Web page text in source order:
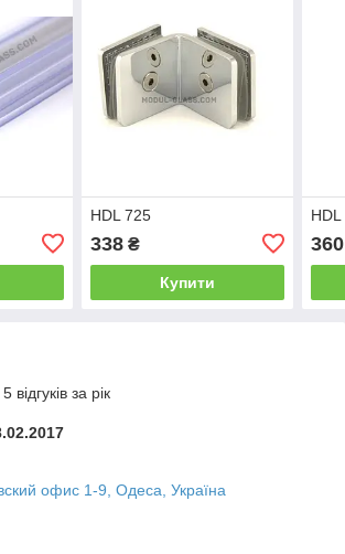
HDL 725
338₴
Купити
360
за рік
офис 1-9, Одеса, Україна